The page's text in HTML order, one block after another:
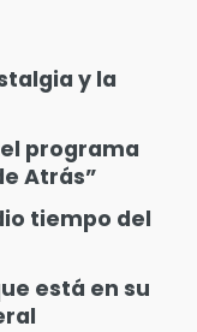
y la
programa
Atrás”
tiempo del
está en su